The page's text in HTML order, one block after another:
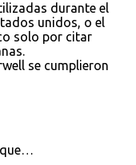
durante el
unidos, o el
solo por citar
se cumplieron